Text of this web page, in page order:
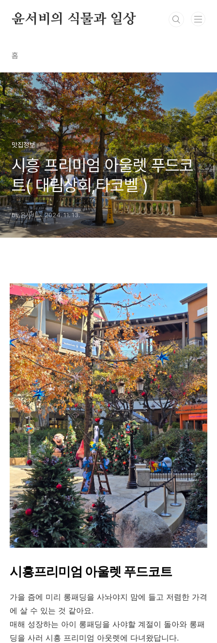
윤서비의 식물과 일상
홈
맛집정보
시흥 프리미엄 아울렛 푸드코
트( 대림상회,타코벨 )
by 윤서비 2024. 11. 13.
시흥프리미엄 아울렛 푸드코트
가을 즘에 미리 롱패딩을 사놔야지 맘에 들고 저렴한 가격
에 살 수 있는 것 같아요.
매해 성장하는 아이 롱패딩을 사야할 계절이 돌아와 롱패
딩을 사러 시흥 프리미엄 아웃렛에 다녀왔답니다.